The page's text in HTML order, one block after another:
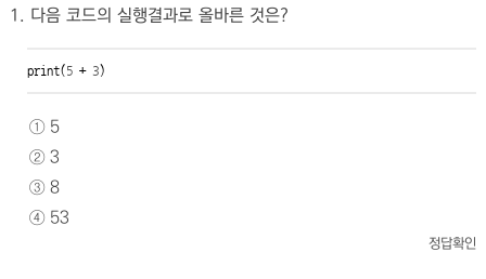
s
1. 다음 코드의 실행결과로 올바른 것은?
print(5 + 3)
① 5
② 3
③ 8
④ 53
정답확인